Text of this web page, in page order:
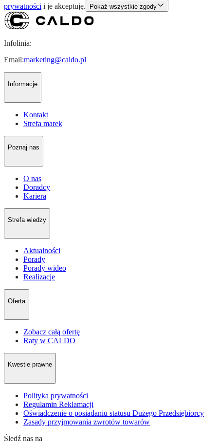
prywatności i je akceptuję. Pokaż wszystkie zgody
Infolinia:
Email:marketing@caldo.pl
Informacje
Kontakt
Strefa marek
Poznaj nas
O nas
Doradcy
Kariera
Strefa wiedzy
Aktualności
Porady
Porady wideo
Realizacje
Oferta
Zobacz całą ofertę
Raty w CALDO
Kwestie prawne
Polityka prywatności
Regulamin Reklamacji
Oświadczenie o posiadaniu statusu Dużego Przedsiębiorcy
Zasady przyjmowania zwrotów towarów
Śledź nas na